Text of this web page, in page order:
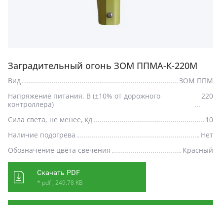
Заградительный огонь ЗОМ ППМА-К-220М
Вид
ЗОМ ППМ
Напряжение питания, В (±10% от дорожного
контроллера)
220
Сила света, не менее, кд
10
Наличие подогрева
Нет
Обозначение цвета свечения
Красный
Скачать PDF
* pdf , 249.78 KB